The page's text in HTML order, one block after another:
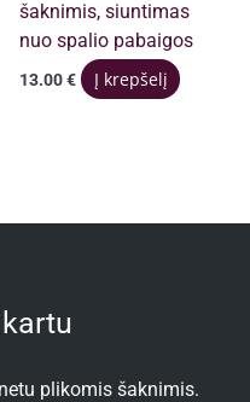
šaknimis, siuntimas
nuo spalio pabaigos
13.00€ Į krepšelį
plikomis šaknimis.